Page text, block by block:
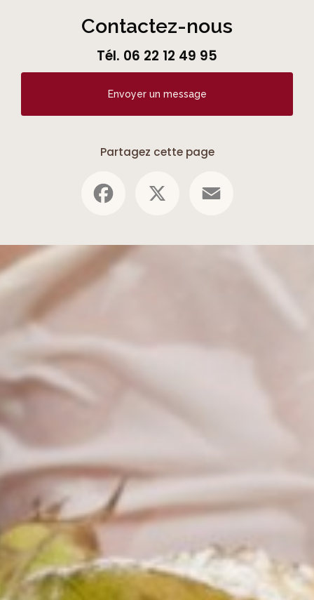
Contactez-nous
Tél. 06 22 12 49 95
Envoyer un message
Partagez cette page